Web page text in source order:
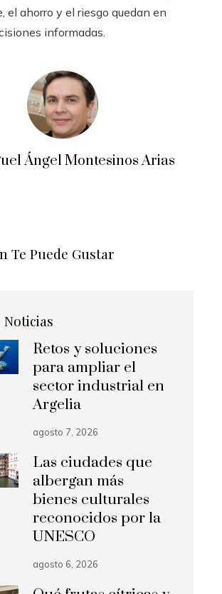
el ahorro y el riesgo quedan en
informadas.
Ángel Montesinos Arias
Te Puede Gustar
Retos y soluciones
para ampliar el
sector industrial en
Argelia
agosto 7, 2026
Las ciudades que
albergan más
bienes culturales
reconocidos por la
UNESCO
agosto 6, 2026